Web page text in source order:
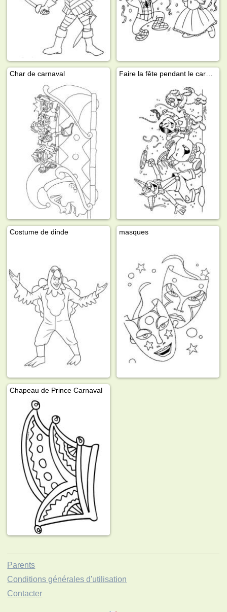
Char de carnaval Faire la fête pendant le carnaval
Costume de dinde masques
Chapeau de Prince Carnaval
Parents
Conditions générales d'utilisation
Contacter